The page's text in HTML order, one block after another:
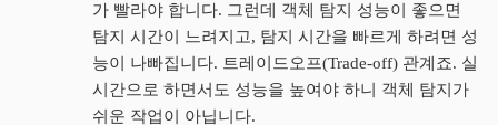
가 빨라야 합니다. 그런데 객체 탐지 성능이 좋으면
탐지 시간이 느려지고, 탐지 시간을 빠르게 하려면 성
능이 나빠집니다. 트레이드오프(Trade-off) 관계죠. 실
시간으로 하면서도 성능을 높여야 하니 객체 탐지가
쉬운 작업이 아닙니다.